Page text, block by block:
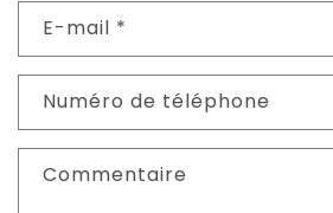
E-mail *
Numéro de téléphone
Commentaire